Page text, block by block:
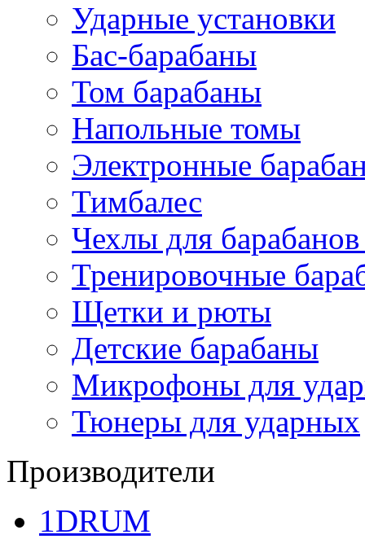
Ударные установки
Бас-барабаны
Том барабаны
Напольные томы
Электронные
Тимбалес
Чехлы для
Тренировочные
Щетки и рюты
Детские барабаны
Микрофоны для
Тюнеры для ударных
Производители
1DRUM